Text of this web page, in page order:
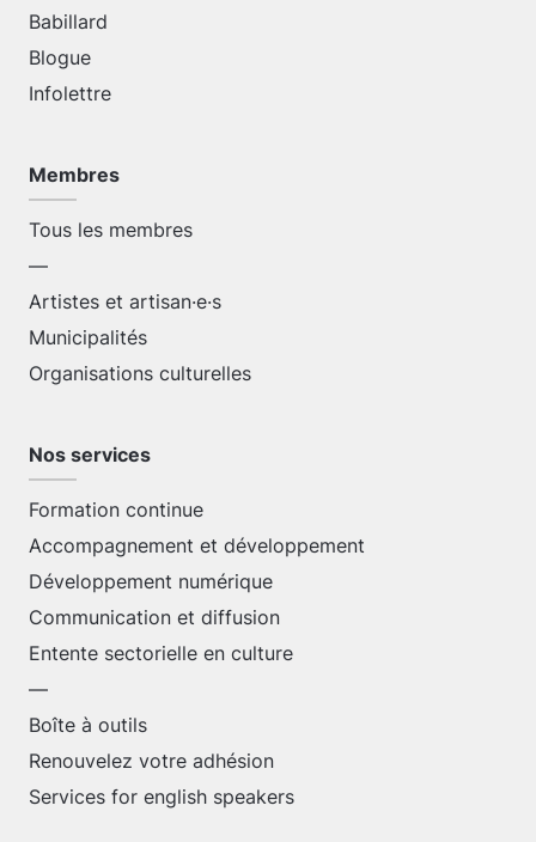
Babillard
Blogue
Infolettre
Membres
Tous les membres
—
Artistes et artisan·e·s
Municipalités
Organisations culturelles
Nos services
Formation continue
Accompagnement et développement
Développement numérique
Communication et diffusion
Entente sectorielle en culture
—
Boîte à outils
Renouvelez votre adhésion
Services for english speakers